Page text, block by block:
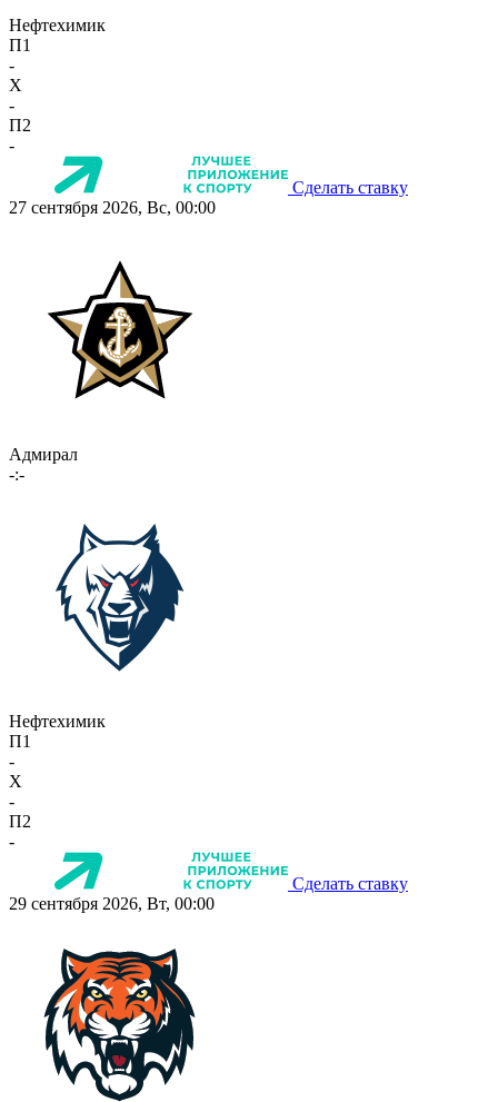
Нефтехимик
П1
-
X
-
П2
-
Сделать ставку
27 сентября 2026, Вс, 00:00
Адмирал
-:-
Нефтехимик
П1
-
X
-
П2
-
Сделать ставку
29 сентября 2026, Вт, 00:00